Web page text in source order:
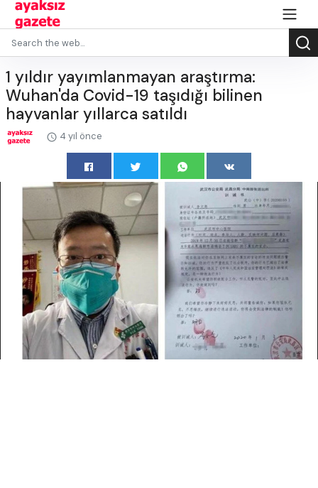
1 yıldır yayımlanmayan araştırma:
Wuhan'da Covid-19 taşıdığı bilinen
hayvanlar yıllarca satıldı
4 yıl önce